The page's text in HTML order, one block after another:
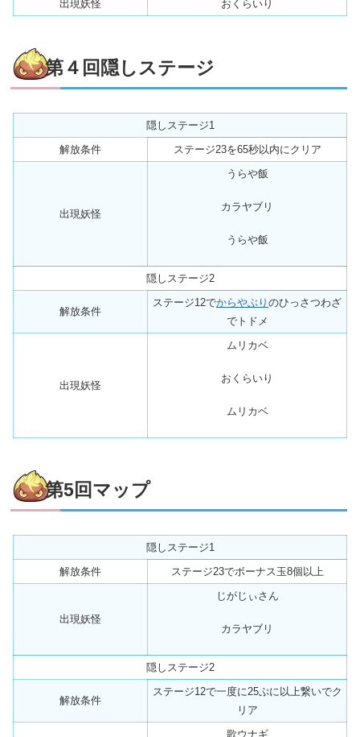
出現妖怪
おくらいり
第４回隠しステージ
隠しステージ1
解放条件
ステージ23を65秒以内に クリア
出現妖怪
うらや飯
カラヤブリ
うらや飯
隠しステージ2
解放条件
ステージ12でからやぶり のひっさつわざ
でトドメ
出現妖怪
ムリカベ
おくらいり
ムリカベ
第5回マップ
隠しステージ1
解放条件
ステージ23でボーナス玉8個 以上
出現妖怪
じがじぃさん
カラヤブリ
隠しステージ2
解放条件
ステージ12で一度に 25ぷに以上繋いでク
リア
歌ウナギ